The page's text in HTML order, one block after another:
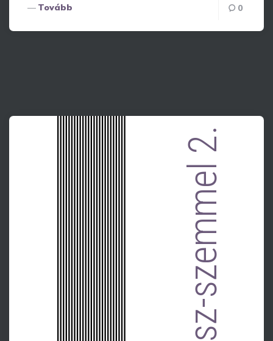
Tovább 0
művész-szemmel 2.